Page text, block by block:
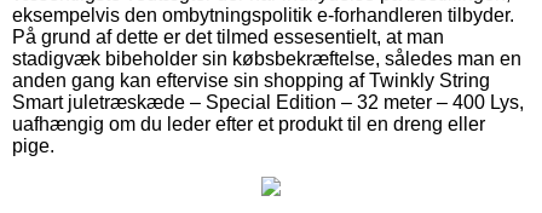
eksempelvis den ombytningspolitik e-forhandleren tilbyder.
På grund af dette er det tilmed essesentielt, at man
stadigvæk bibeholder sin købsbekræftelse, således man en
anden gang kan eftervise sin shopping af Twinkly String
Smart juletræskæde – Special Edition – 32 meter – 400 Lys,
uafhængig om du leder efter et produkt til en dreng eller
pige.